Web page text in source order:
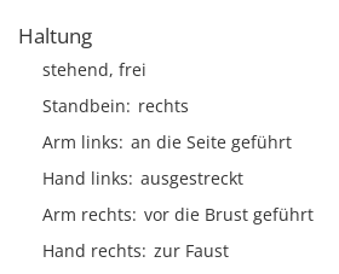
Haltung
stehend, frei
Standbein
rechts
Arm links an die Seite geführt
Hand links ausgestreckt
Arm rechts vor die Brust geführt
Hand rechts zur Faust